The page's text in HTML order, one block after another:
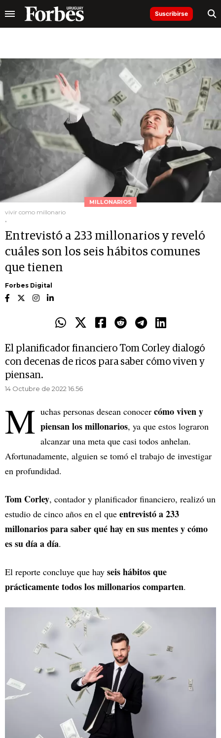
Suscribirse
MILLONARIOS
vivir como millonario
.
Entrevistó a 233 millonarios y reveló
cuáles son los seis hábitos comunes
que tienen
Forbes Digital
El planificador financiero Tom Corley dialogó
con decenas de ricos para saber cómo viven y
piensan.
14 Octubre de 2022 16.56
M uchas personas desean conocer cómo viven y
piensan los millonarios, ya que estos lograron
alcanzar una meta que casi todos anhelan.
Afortunadamente, alguien se tomó el trabajo de investigar
en profundidad.
Tom Corley, contador y planificador financiero, realizó un
estudio de cinco años en el que entrevistó a 233
millonarios para saber qué hay en sus mentes y cómo
es su día a día.
El reporte concluye que hay seis hábitos que
prácticamente todos los millonarios comparten.